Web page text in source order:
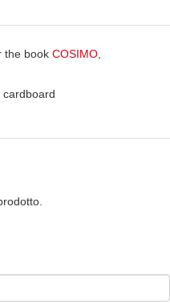
the book COSIMO,
cardboard